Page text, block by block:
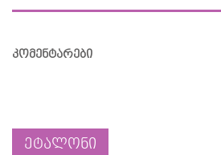
კომენტარები
ეტალონი